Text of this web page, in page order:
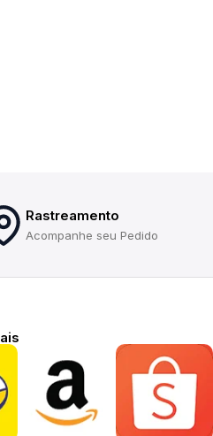
Rastreamento
Acompanhe seu Pedido